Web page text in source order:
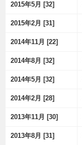
2015年5月 [32]
2015年2月 [31]
2014年11月 [22]
2014年8月 [32]
2014年5月 [32]
2014年2月 [28]
2013年11月 [30]
2013年8月 [31]